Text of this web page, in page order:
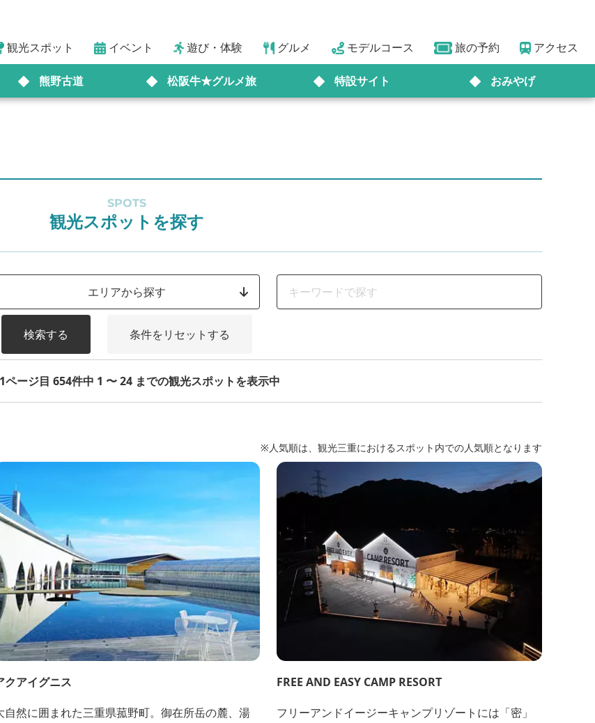
観光スポット イベント 遊び・体験 グルメ モデルコース 旅の予約 アクセス
熊野古道 松阪牛★グルメ旅 特設サイト おみやげ
SPOTS
観光スポットを探す
エリアから探す
検索する 条件をリセットする
ページ目 654件中 1 〜 24 までの観光スポットを表示中
※人気順は、観光三重におけるスポット内での人気順となります
クアイグニス
自然に囲まれた三重県菰野町。御在所岳の麓、湯
FREE AND EASY CAMP RESORT
フリーアンドイージーキャンプリゾートには「密」